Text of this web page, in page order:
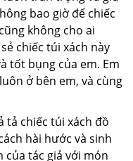
bao giờ để chiếc
không cho ai
chiếc túi xách này
tốt bụng của em. Em
ở bên em, và cùng
tả chiếc túi xách đồ
hài hước và sinh
của tác giả với món